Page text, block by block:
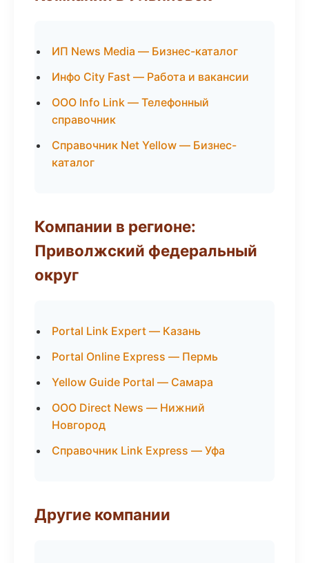
ИП News Media — Бизнес-каталог
Инфо City Fast — Работа и вакансии
ООО Info Link — Телефонный
справочник
Справочник Net Yellow — Бизнес-
каталог
Компании в регионе:
Приволжский федеральный
округ
Portal Link Expert — Казань
Portal Online Express — Пермь
Yellow Guide Portal — Самара
ООО Direct News — Нижний
Новгород
Справочник Link Express — Уфа
Другие компании